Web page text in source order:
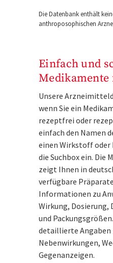
Die Datenbank enthält
anthroposophischen
Einfach und
Unsere
wenn Sie ein
rezeptfrei oder
einfach den Namen
einen Wirkstoff oder
die Suchbox ein. Die
zeigt Ihnen in
verfügbare
Informationen zu
Wirkung, Dosierung,
und
detaillierte Angaben
Nebenwirkungen,
Gegenanzeigen.